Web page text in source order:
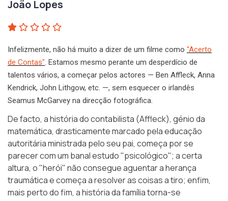
João Lopes
Infelizmente, não há muito a dizer de um filme como "Acerto
de Contas". Estamos mesmo perante um desperdício de
talentos vários, a começar pelos actores — Ben Affleck, Anna
Kendrick, John Lithgow, etc. —, sem esquecer o irlandês
Seamus McGarvey na direcção fotográfica.
De facto, a história do contabilista (Affleck), génio da
matemática, drasticamente marcado pela educação
autoritária ministrada pelo seu pai, começa por se
parecer com um banal estudo "psicológico"; a certa
altura, o "herói" não consegue aguentar a herança
traumática e começa a resolver as coisas a tiro; enfim,
mais perto do fim, a história da família torna-se